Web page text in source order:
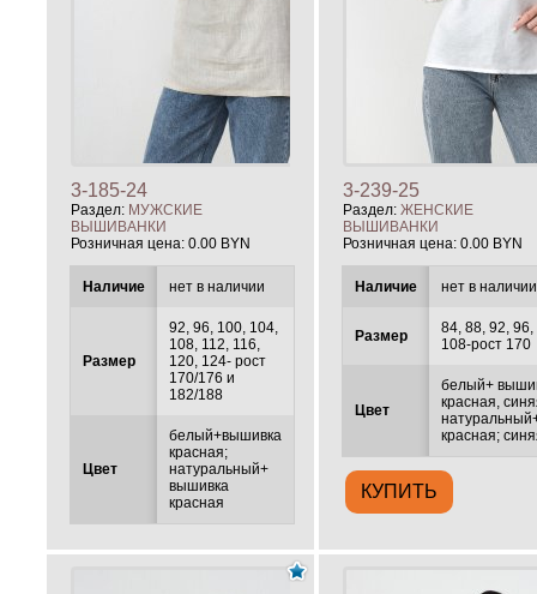
3-185-24
Раздел: МУЖСКИЕ
ВЫШИВАНКИ
Розничная цена: 0.00 BYN
Наличие нет в наличии
Размер
92, 96, 100, 104,
108, 112, 116,
120, 124- рост
170/176 и
182/188
Цвет
белый+вышивка
красная;
натуральный+
вышивка
красная
3-239-25
Раздел:ЖЕНСКИЕ
ВЫШИВАНКИ
Розничная цена:0.00 BYN
Наличие нет в наличии
Размер
84, 88, 92,
108-рост 170
Цвет
белый+
красная,
красная;